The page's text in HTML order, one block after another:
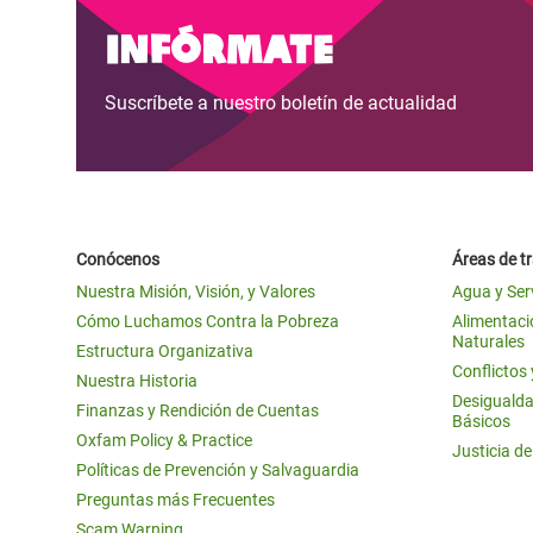
Conflictos y Desastres
Desigualdad Extrema y
Servicios Sociales Básicos
Gender, Rights, and Justice
en
en
Crisis
Crisis
#ActuaPorElClima
Erradiquemos el Sufrimiento Humano que
se Oculta tras los Alimentos
¡Basta! Acabemos con las violencias contra
ayuda
navegación
Infórmate
Suscríbete a nuestro boletín de actualidad
Conócenos
Nuestra Misión, Visión, y Valores
Cómo Luchamos Contra la Pobreza
Estructura Organizativa
Nuestra Historia
Finanzas y Rendición de Cuentas
Oxfam Policy & Practice
Políticas de Prevención y Salvaguardia
Preguntas más Frecuentes
Áreas de
Agua y
Naturales
Conflictos
Básicos
Justicia de